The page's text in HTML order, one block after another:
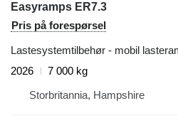
Easyramps ER7.3
Pris på forespørsel
Lastesystemtilbehør - mobil
2026
7 000 kg
Storbritannia, Hampshire